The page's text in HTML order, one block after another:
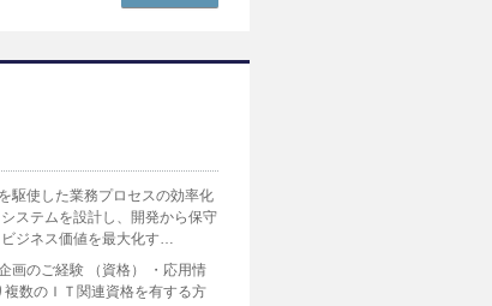
駆使した業務プロセスの効率化
ステムを設計し、開発から保守
ジネス価値を最大化す…
画のご経験 （資格） ・応用情
数のＩＴ関連資格を有する方